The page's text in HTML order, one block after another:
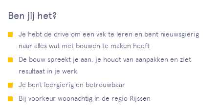
Ben jij het?
Je hebt de drive om een vak te leren en bent nieuwsgierig
naar alles wat met bouwen te maken heeft
De bouw spreekt je aan, je houdt van aanpakken en ziet
resultaat in je werk
Je bent leergierig en betrouwbaar
Bij voorkeur woonachtig in de regio Rijssen